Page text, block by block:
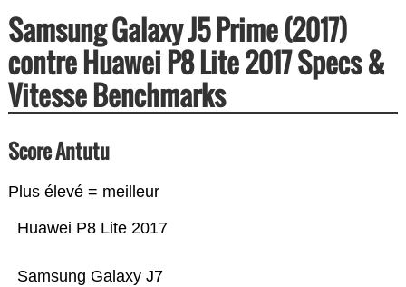
Samsung Galaxy J5 Prime (2017)
contre Huawei P8 Lite 2017 Specs &
Vitesse Benchmarks
Score Antutu
Plus élevé = meilleur
Samsung Galaxy J7
Huawei P8 Lite 2017